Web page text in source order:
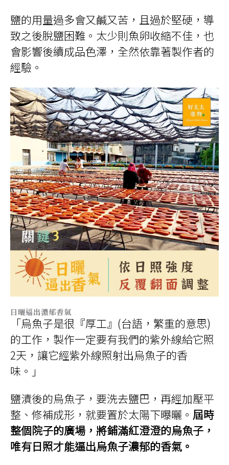
鹽的用量過多會又鹹又苦，且過於堅硬，導
致之後脫鹽困難。太少則魚卵收縮不佳，也
會影響後續成品色澤，全然依靠著製作者的
經驗。
日曬逼出濃郁香氣
「烏魚子是很『厚工』(台語，繁重的意思)
的工作，製作一定要有我們的紫外線給它照
2天，讓它經紫外線照射出烏魚子的香
味。」
鹽漬後的烏魚子，要洗去鹽巴，再經加壓平
整、修補成形，就要置於太陽下曝曬。 屆時
整個院子的廣場，將鋪滿紅澄澄的烏魚子，
唯有日照才能逼出烏魚子濃郁的香氣。